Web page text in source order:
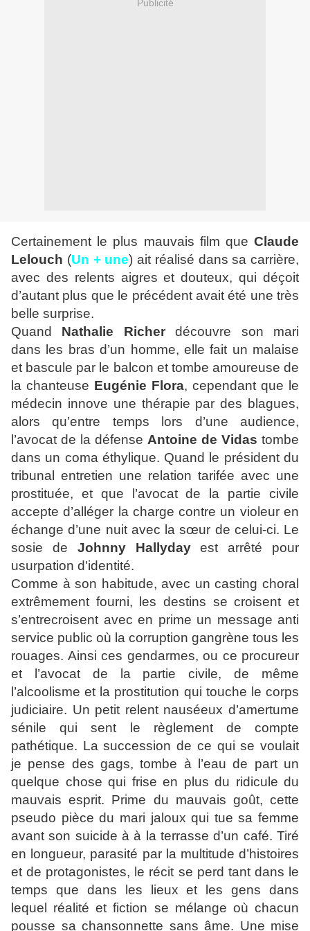
Publicité
Certainement le plus mauvais film que Claude
Lelouch (Un + une) ait réalisé dans sa carrière,
avec des relents aigres et douteux, qui déçoit
d’autant plus que le précédent avait été une très
belle surprise.
Quand Nathalie Richerdécouvre son mari
dans les bras d’un homme, elle fait un malaise
et bascule par le balcon et tombe amoureuse de
la chanteuse Eugénie Flora, cependant que le
médecin innove une thérapie par des blagues,
alors qu’entre temps lors d’une audience,
l’avocat de la défense Antoine de Vidas tombe
dans un coma éthylique. Quand le président du
tribunal entretien une relation tarifée avec une
prostituée, et que l’avocat de la partie civile
accepte d’alléger la charge contre un violeur en
échange d’une nuit avec la sœur de celui-ci. Le
sosie de Johnny Hallydayest arrêté pour
usurpation d'identité.
Comme à son habitude, avec un casting choral
extrêmement fourni, les destins se croisent et
s’entrecroisent avec en prime un message anti
service public où la corruption gangrène tous les
rouages. Ainsi ces gendarmes, ou ce procureur
et l’avocat de la partie civile, de même
l’alcoolisme et la prostitution qui touche le corps
judiciaire. Un petit relent nauséeux d’amertume
sénile qui sent le règlement de compte
pathétique. La succession de ce qui se voulait
je pense des gags, tombe à l’eau de part un
quelque chose qui frise en plus du ridicule du
mauvais esprit. Prime du mauvais goût, cette
pseudo pièce du mari jaloux qui tue sa femme
avant son suicide à à la terrasse d’un café. Tiré
en longueur, parasité par la multitude d’histoires
et de protagonistes, le récit se perd tant dans le
temps que dans les lieux et les gens dans
lequel réalité et fiction se mélange où chacun
pousse sa chansonnette sans âme. Une mise